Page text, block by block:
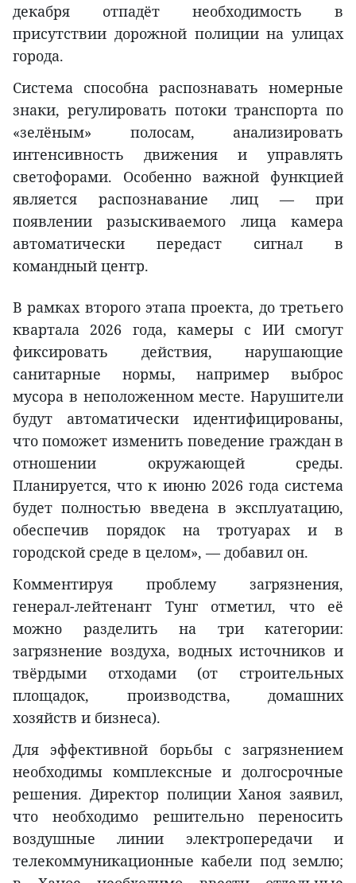
декабря отпадёт необходимость в
присутствии дорожной полиции на улицах
города.
Система способна распознавать номерные
знаки, регулировать потоки транспорта по
«зелёным» полосам, анализировать
интенсивность движения и управлять
светофорами. Особенно важной функцией
является распознавание лиц — при
появлении разыскиваемого лица камера
автоматически передаст сигнал в
командный центр.
В рамках второго этапа проекта, до третьего
квартала 2026 года, камеры с ИИ смогут
фиксировать действия, нарушающие
санитарные нормы, например выброс
мусора в неположенном месте. Нарушители
будут автоматически идентифицированы,
что поможет изменить поведение граждан в
отношении окружающей среды.
Планируется, что к июню 2026 года система
будет полностью введена в эксплуатацию,
обеспечив порядок на тротуарах и в
городской среде в целом», — добавил он.
Комментируя проблему загрязнения,
генерал-лейтенант Тунг отметил, что её
можно разделить на три категории:
загрязнение воздуха, водных источников и
твёрдыми отходами (от строительных
площадок, производства, домашних
хозяйств и бизнеса).
Для эффективной борьбы с загрязнением
необходимы комплексные и долгосрочные
решения. Директор полиции Ханоя заявил,
что необходимо решительно переносить
воздушные линии электропередачи и
телекоммуникационные кабели под землю;